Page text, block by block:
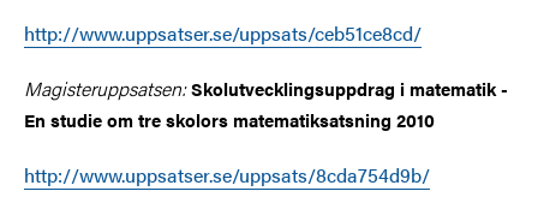
http://www.uppsatser.se/uppsats/ceb51ce8cd/
Magisteruppsatsen:Skolutvecklingsuppdrag i matematik -
En studie om tre skolors matematiksatsning 2010
http://www.uppsatser.se/uppsats/8cda754d9b/